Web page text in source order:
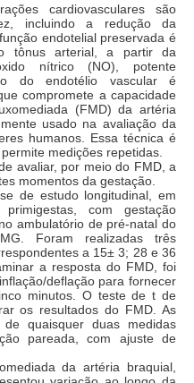
cardiovasculares são
incluindo a redução da
endotelial preservada é
tônus arterial, a partir da
nítrico (NO), potente
do endotélio vascular é
compromete a capacidade
(FMD) da artéria
usado na avaliação da
humanos. Essa técnica é
medições repetidas.
avaliar, por meio do FMD, a
momentos da gestação.
de estudo longitudinal, em
com gestação
ambulatório de pré-natal do
Foram realizadas três
a 15± 3; 28 e 36
a resposta do FMD, foi
deflação para fornecer
minutos. O teste de t de
os resultados do FMD. As
quaisquer duas medidas
pareada, com ajuste de
da artéria braquial,